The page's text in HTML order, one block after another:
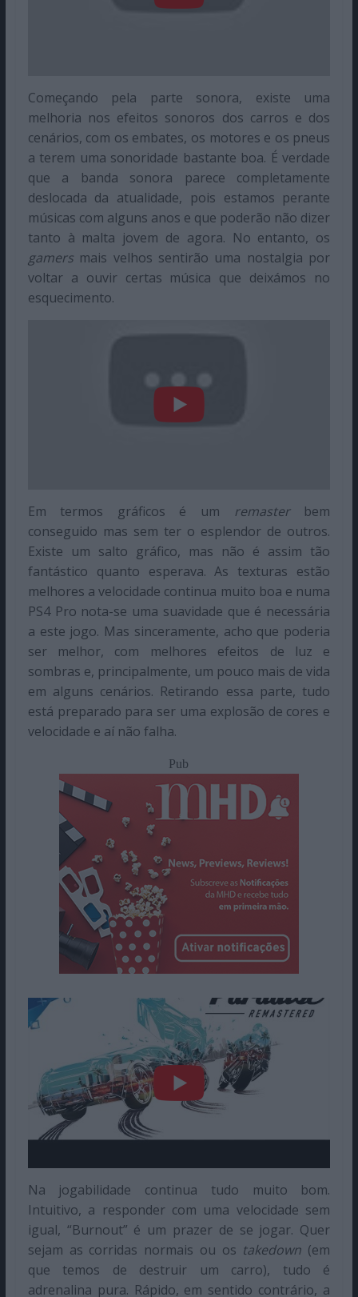
Começando pela parte sonora, existe uma
melhoria nos efeitos sonoros dos carros e dos
cenários, com os embates, os motores e os pneus
a terem uma sonoridade bastante boa. É verdade
que a banda sonora parece completamente
deslocada da atualidade, pois estamos perante
músicas com alguns anos e que poderão não dizer
tanto à malta jovem de agora. No entanto, os
gamersmais velhos sentirão uma nostalgia por
voltar a ouvir certas música que deixámos no
esquecimento.
Em termos gráficos é um remasterbem
conseguido mas sem ter o esplendor de outros.
Existe um salto gráfico, mas não é assim tão
fantástico quanto esperava. As texturas estão
melhores a velocidade continua muito boa e numa
PS4 Pro nota-se uma suavidade que é necessária
a este jogo. Mas sinceramente, acho que poderia
ser melhor, com melhores efeitos de luz e
sombras e, principalmente, um pouco mais de vida
em alguns cenários. Retirando essa parte, tudo
está preparado para ser uma explosão de cores e
velocidade e aí não falha.
Pub
Na jogabilidade continua tudo muito bom.
Intuitivo, a responder com uma velocidade sem
igual, “Burnout” é um prazer de se jogar. Quer
sejam as corridas normais ou os takedown (em
que temos de destruir um carro), tudo é
adrenalina pura. Rápido, em sentido contrário, a